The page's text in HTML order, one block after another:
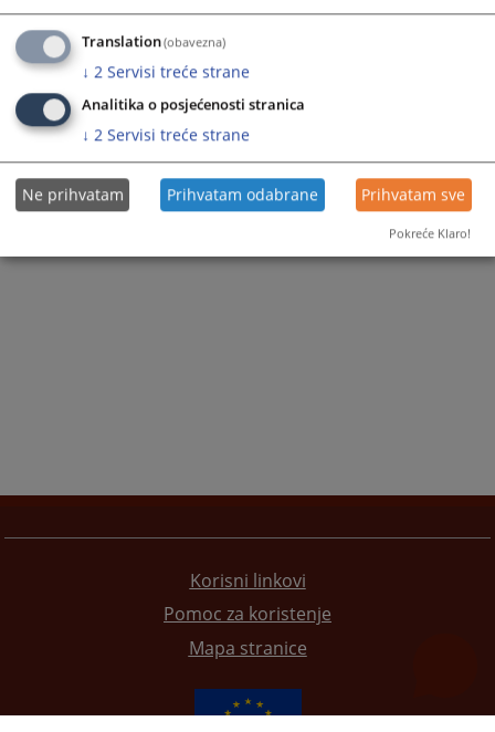
1495
Korisni linkovi
Pomoc za koristenje
Mapa stranice
Translation(obavezna)
↓ 2 Servisi treće strane
Analitika o posjećenosti stranica
↓ 2 Servisi treće strane
Ne prihvatam Prihvatam odabrane Prihvatam sve
Pokreće Klaro!